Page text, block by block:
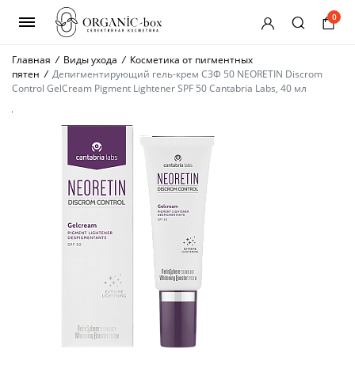
0
Главная / Виды ухода / Косметика от пигментных
пятен / Депигментирующий гель-крем СЗФ 50 NEORETIN Discrom
Control GelCream Pigment Lightener SPF 50 Cantabria Labs, 40 мл